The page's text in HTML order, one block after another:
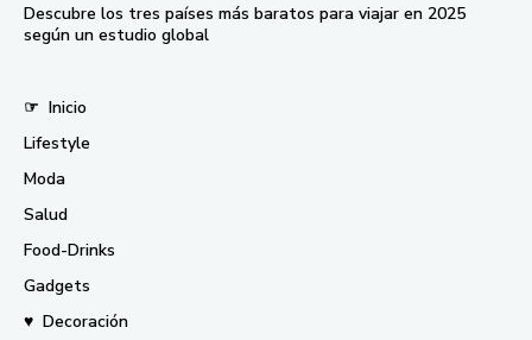
Descubre los tres países más baratos para viajar en 2025
según un estudio global
☞ Inicio
Lifestyle
Moda
Salud
Food-Drinks
Gadgets
♥ Decoración